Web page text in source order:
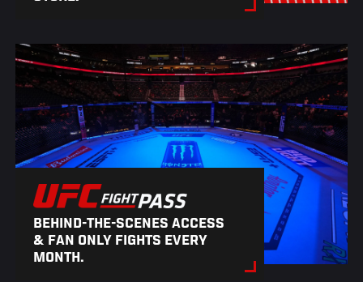
BEHIND-THE-SCENES ACCESS
& FAN ONLY FIGHTS EVERY
MONTH.